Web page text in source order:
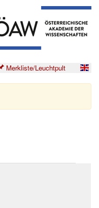
Merkliste/Leuchtpult